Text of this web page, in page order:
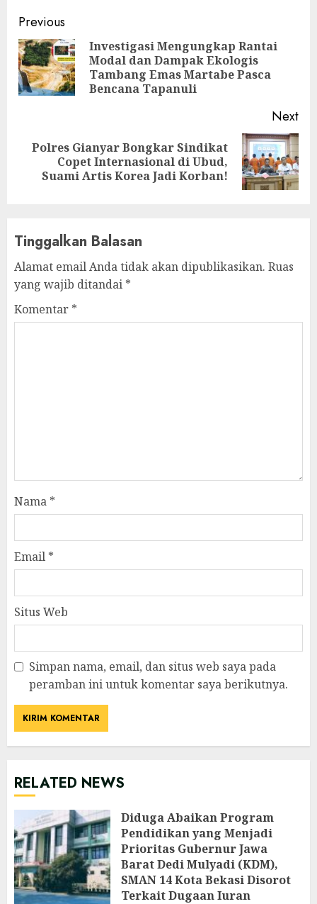
Continue
Reading
Previous
Investigasi Mengungkap Rantai
Modal dan Dampak Ekologis
Tambang Emas Martabe Pasca
Bencana Tapanuli
Next
Next
post:
Polres Gianyar Bongkar Sindikat
Copet Internasional di Ubud,
Suami Artis Korea Jadi Korban!
Tinggalkan Balasan
Alamat email Anda tidak akan dipublikasikan. Ruas
yang wajib ditandai *
Komentar *
Nama *
Email *
Situs Web
Simpan nama, email, dan situs web saya pada
peramban ini untuk komentar saya berikutnya.
RELATED NEWS
‎Diduga Abaikan Program
Pendidikan yang Menjadi
Prioritas Gubernur Jawa
Barat Dedi Mulyadi (KDM),
SMAN 14 Kota Bekasi Disorot
Terkait Dugaan Iuran